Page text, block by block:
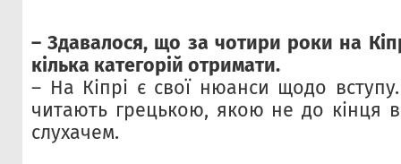
– Здавалося, що за чотири роки на
кілька категорій отримати.
– На Кіпрі є свої нюанси щодо
читають грецькою, якою не до кінця
слухачем.